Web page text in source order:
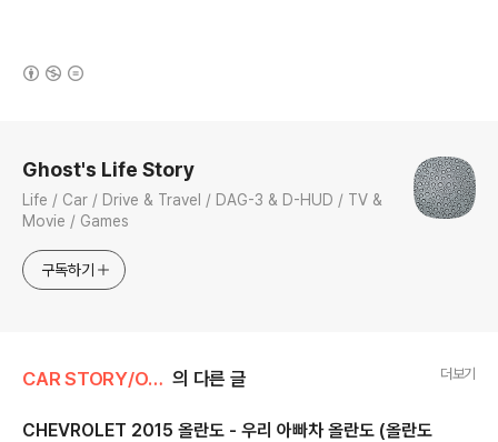
Ghost's Life Story
Life / Car / Drive & Travel / DAG-3 & D-HUD / TV &
Movie / Games
구독하기
CAR STORY/ORLANDO 의 다른 글 더보기
CHEVROLET 2015 올란도 - 우리 아빠차 올란도 (올란도